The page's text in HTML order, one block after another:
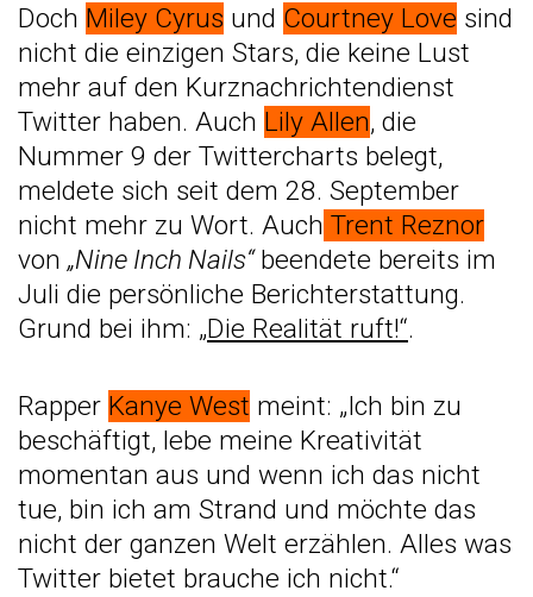
Doch Miley Cyrus und Courtney Love sind
nicht die einzigen Stars, die keine Lust
mehr auf den Kurznachrichtendienst
Twitter haben. Auch Lily Allen, die
Nummer 9 der Twittercharts belegt,
meldete sich seit dem 28. September
nicht mehr zu Wort. Auch Trent Reznor
von „Nine Inch Nails“beendete bereits im
Juli die persönliche Berichterstattung.
Grund bei ihm: „Die Realität ruft!“.
Rapper Kanye West meint: „Ich bin zu
beschäftigt, lebe meine Kreativität
momentan aus und wenn ich das nicht
tue, bin ich am Strand und möchte das
nicht der ganzen Welt erzählen. Alles was
Twitter bietet brauche ich nicht.“